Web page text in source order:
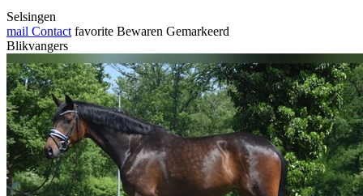
Selsingen
mail Contact favorite Bewaren Gemarkeerd
Blikvangers